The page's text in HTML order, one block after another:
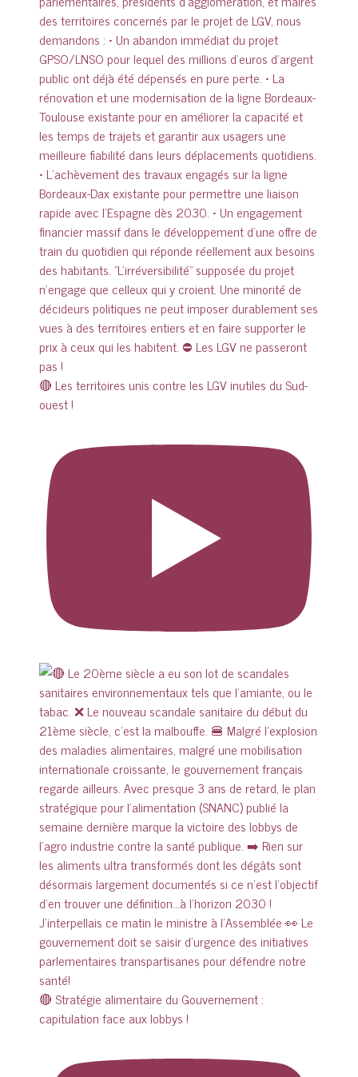
🔴 Les territoires unis contre les LGV inutiles du Sud-
ouest !
🔴 Stratégie alimentaire du Gouvernement :
capitulation face aux lobbys !